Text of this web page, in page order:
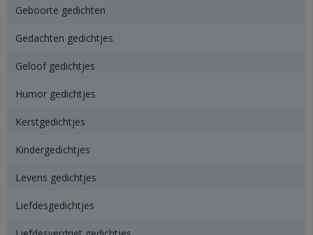
Geboorte gedichten
Gedachten gedichtjes
Geloof gedichtjes
Humor gedichtjes
Kerstgedichtjes
Kindergedichtjes
Levens gedichtjes
Liefdesgedichtjes